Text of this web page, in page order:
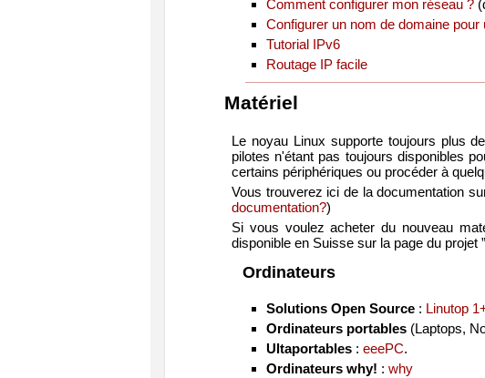
Comment configurer mon réseau ?
Configurer un nom de domaine pour
Tutorial IPv6
Routage IP facile
Matériel
Le noyau Linux supporte toujours plus
pilotes n'étant pas toujours disponibles
certains périphériques ou procéder à
Vous trouverez ici de la documentation
documentation?)
Si vous voulez acheter du nouveau
disponible en Suisse sur la page du projet ”
Ordinateurs
Solutions Open Source: Linutop
Ordinateurs portables(Laptops,
Ultaportables: eeePC.
Ordinateurs why! : why